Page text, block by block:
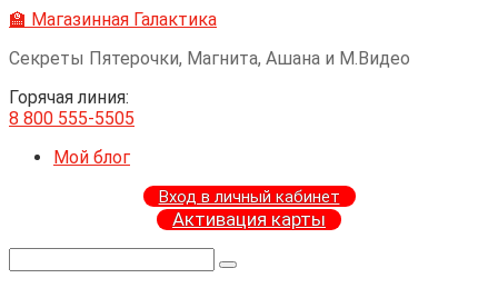
Перейти
контенту
🏫 Магазинная Галактика
Секреты Пятерочки, Магнита, Ашана и М.Видео
Горячая линия:
8 800 555-5505
Мой блог
Вход в личный кабинет
Активация карты